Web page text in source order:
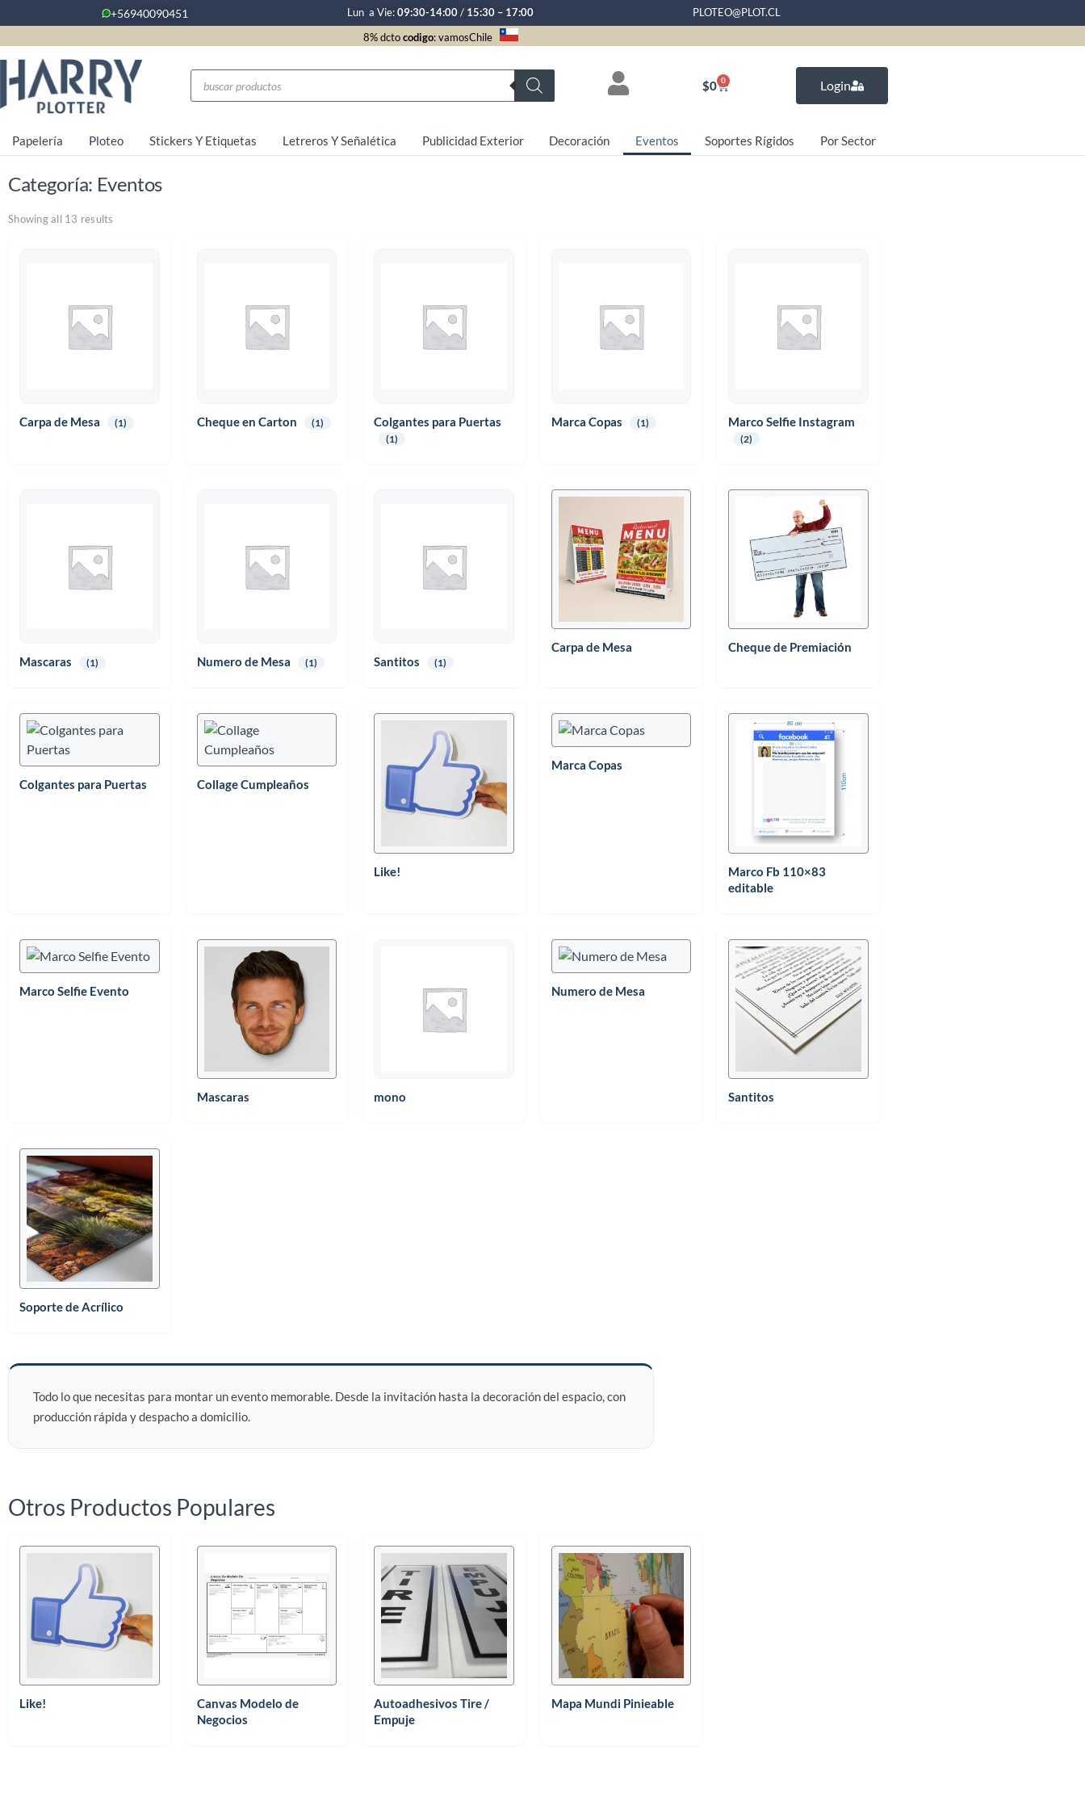
+56940090451 Lun a Vie:09:30-14:00/ 15:30 – 17:00
PLOTEO@PLOT.CL
8% dctocodigo: vamosChile
$0 0 Login
Papelería Ploteo Stickers Y Etiquetas Letreros Y Señalética Publicidad Exterior Decoración Eventos Soportes Rígidos Por Sector
Categoría: Eventos
Showing all 13 results
Carpa de Mesa (1) Cheque en Carton (1) Colgantes para Puertas
(1)
Marca Copas (1) Marco Selfie Instagram
(2)
Mascaras (1) Numero de Mesa (1) Santitos (1)
Carpa de Mesa Cheque de Premiación
Colgantes para Puertas Collage Cumpleaños
Like!
Marca Copas
Marco Fb 110×83
editable
Marco Selfie Evento
Mascaras mono
Numero de Mesa
Santitos
Soporte de Acrílico
Todo lo que necesitas para montar un evento memorable. Desde la invitación hasta la decoración del espacio, con
producción rápida y despacho a domicilio.
Otros Productos Populares
Like!
Canvas Modelo de
Negocios
Autoadhesivos Tire /
Empuje
Mapa Mundi Pinieable